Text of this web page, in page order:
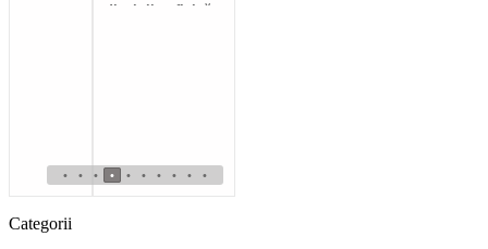
disciplina fizică
• • • • • • • • • •
Categorii